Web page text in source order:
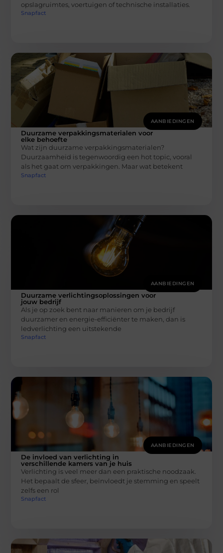
opslagruimtes, voertuigen of technische installaties.
Snapfact
AANBIEDINGEN
Duurzame verpakkingsmaterialen voor
elke behoefte
Wat zijn duurzame verpakkingsmaterialen?
Duurzaamheid is tegenwoordig een hot topic, vooral
als het gaat om verpakkingen. Maar wat betekent
Snapfact
AANBIEDINGEN
Duurzame verlichtingsoplossingen voor
jouw bedrijf
Als je op zoek bent naar manieren om je bedrijf
duurzamer en energie-efficiënter te maken, dan is
ledverlichting een uitstekende
Snapfact
AANBIEDINGEN
De invloed van verlichting in
verschillende kamers van je huis
Verlichting is veel meer dan een praktische noodzaak.
Het bepaalt de sfeer, beïnvloedt je stemming en speelt
zelfs een rol
Snapfact